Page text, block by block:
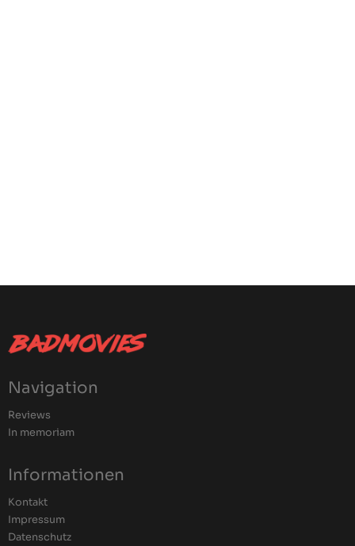
Navigation
Reviews
In memoriam
Informationen
Kontakt
Impressum
Datenschutz